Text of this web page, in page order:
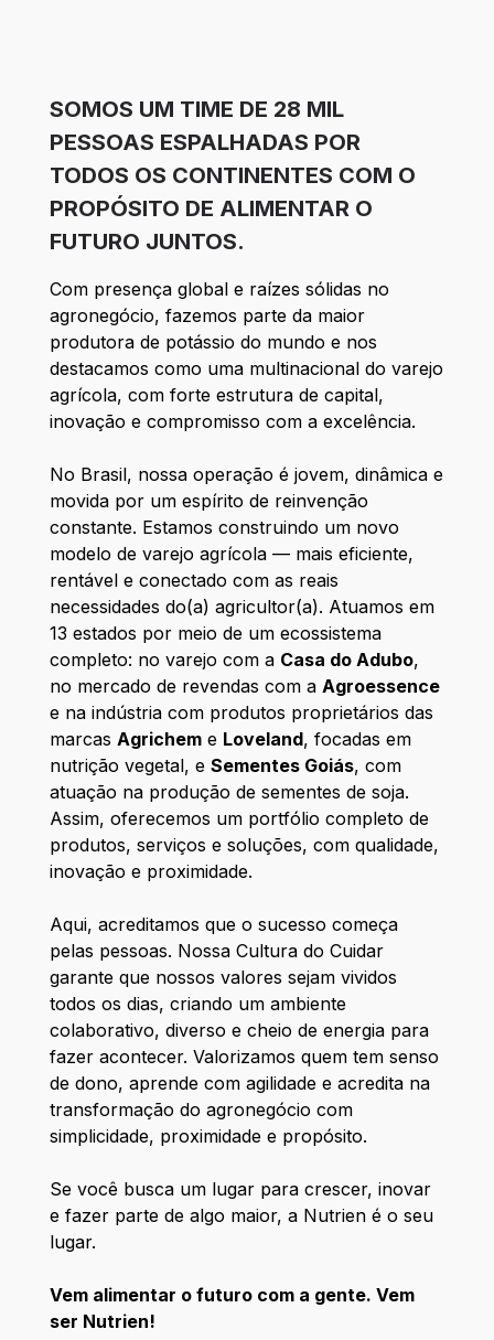
SOMOS UM TIME DE 28 MIL
PESSOAS ESPALHADAS POR
TODOS OS CONTINENTES COM O
PROPÓSITO DE ALIMENTAR O
FUTURO JUNTOS.
Com presença global e raízes sólidas no
agronegócio, fazemos parte da maior
produtora de potássio do mundo e nos
destacamos como uma multinacional do varejo
agrícola, com forte estrutura de capital,
inovação e compromisso com a excelência.
No Brasil, nossa operação é jovem, dinâmica e
movida por um espírito de reinvenção
constante. Estamos construindo um novo
modelo de varejo agrícola — mais eficiente,
rentável e conectado com as reais
necessidades do(a) agricultor(a). Atuamos em
13 estados por meio de um ecossistema
completo: no varejo com a Casa do Adubo,
no mercado de revendas com a Agroessence
e na indústria com produtos proprietários das
marcas Agricheme Loveland, focadas em
nutrição vegetal, e Sementes Goiás, com
atuação na produção de sementes de soja.
Assim, oferecemos um portfólio completo de
produtos, serviços e soluções, com qualidade,
inovação e proximidade.
Aqui, acreditamos que o sucesso começa
pelas pessoas. Nossa Cultura do Cuidar
garante que nossos valores sejam vividos
todos os dias, criando um ambiente
colaborativo, diverso e cheio de energia para
fazer acontecer. Valorizamos quem tem senso
de dono, aprende com agilidade e acredita na
transformação do agronegócio com
simplicidade, proximidade e propósito.
Se você busca um lugar para crescer, inovar
e fazer parte de algo maior, a Nutrien é o seu
lugar.
Vem alimentar o futuro com a gente. Vem
ser Nutrien!